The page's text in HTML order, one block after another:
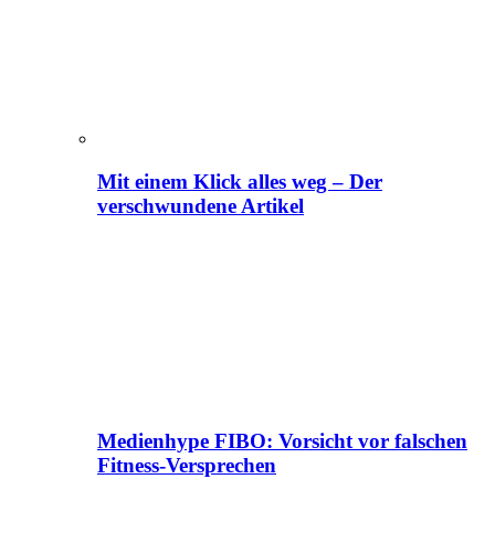
Mit einem Klick alles weg – Der
verschwundene Artikel
Medienhype FIBO: Vorsicht vor falschen
Fitness-Versprechen